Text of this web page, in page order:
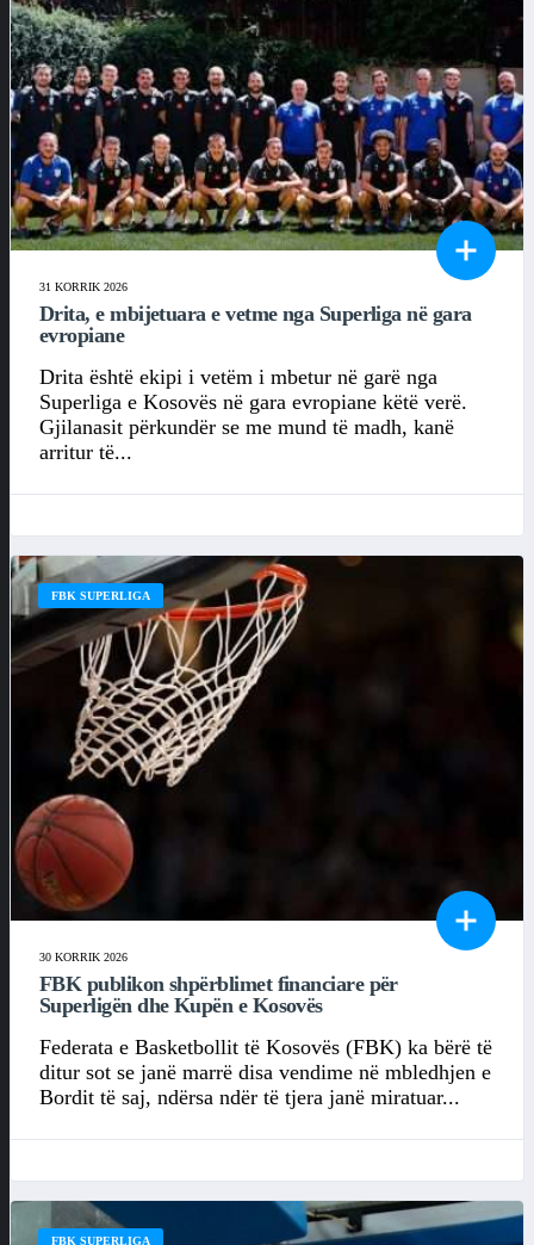
31 KORRIK 2026
Drita, e mbijetuara e vetme nga Superliga në gara
evropiane
Drita është ekipi i vetëm i mbetur në garë nga
Superliga e Kosovës në gara evropiane këtë verë.
Gjilanasit përkundër se me mund të madh, kanë
arritur të...
FBK SUPERLIGA
30 KORRIK 2026
FBK publikon shpërblimet financiare për
Superligën dhe Kupën e Kosovës
Federata e Basketbollit të Kosovës (FBK) ka bërë të
ditur sot se janë marrë disa vendime në mbledhjen e
Bordit të saj, ndërsa ndër të tjera janë miratuar...
FBK SUPERLIGA